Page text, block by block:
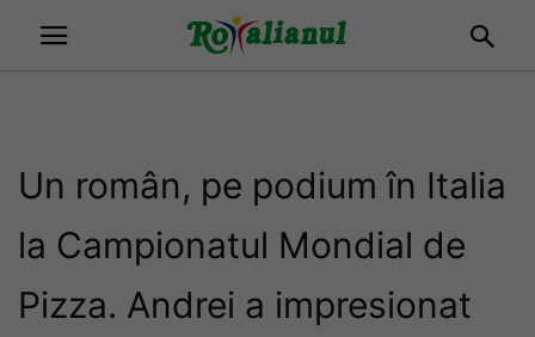
Un român, pe podium în Italia
la Campionatul Mondial de
Pizza. Andrei a impresionat